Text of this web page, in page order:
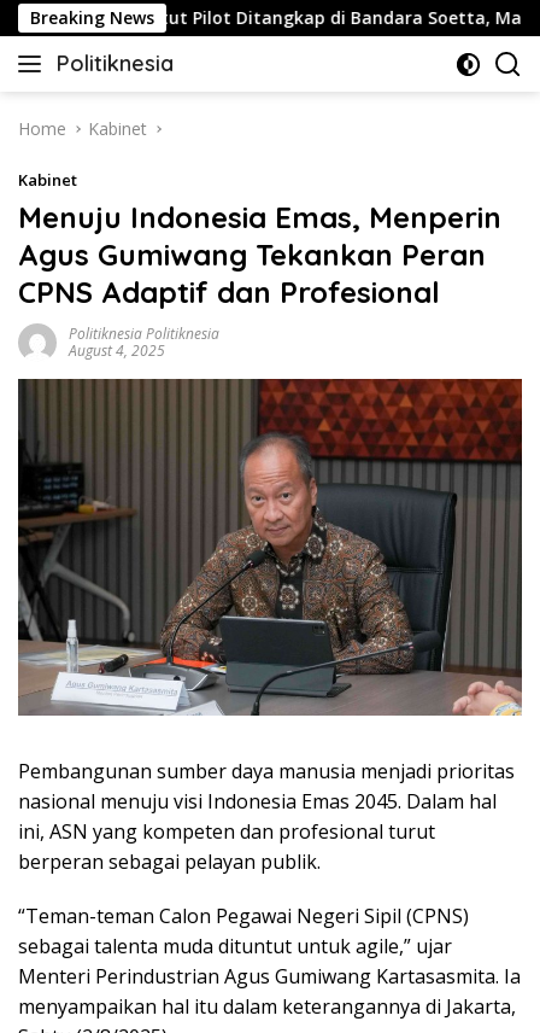
Skip
to
content
Breaking News
Buntut Pilot Ditangkap di Bandara Soetta, Malaysia
Politiknesia
Politiknesia.com
Home Kabinet
Kabinet
Menuju Indonesia Emas, Menperin
Agus Gumiwang Tekankan Peran
CPNS Adaptif dan Profesional
Politiknesia Politiknesia
August 4, 2025
Pembangunan sumber daya manusia menjadi prioritas
nasional menuju visi Indonesia Emas 2045. Dalam hal
ini, ASN yang kompeten dan profesional turut
berperan sebagai pelayan publik.
“Teman-teman Calon Pegawai Negeri Sipil (CPNS)
sebagai talenta muda dituntut untuk agile,” ujar
Menteri Perindustrian Agus Gumiwang Kartasasmita. Ia
menyampaikan hal itu dalam keterangannya di Jakarta,